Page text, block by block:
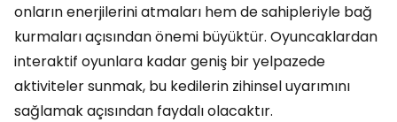
onların enerjilerini atmaları hem de sahipleriyle bağ
kurmaları açısından önemi büyüktür. Oyuncaklardan
interaktif oyunlara kadar geniş bir yelpazede
aktiviteler sunmak, bu kedilerin zihinsel uyarımını
sağlamak açısından faydalı olacaktır.